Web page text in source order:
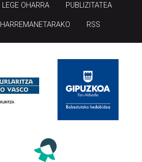
LEGE OHARRA PUBLIZITATEA
HARREMANETARAKO RSS